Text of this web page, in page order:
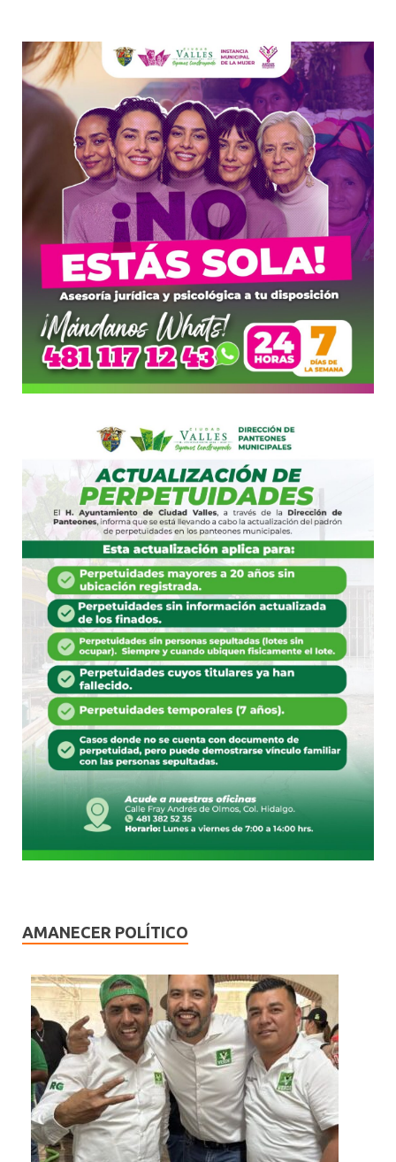
AMANECER POLÍTICO